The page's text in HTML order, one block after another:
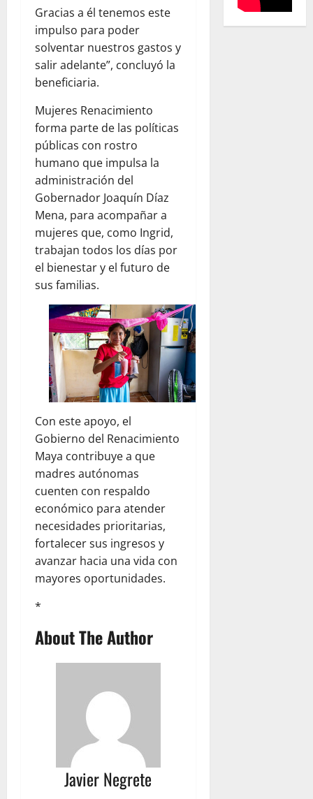
Gracias a él tenemos este
impulso para poder
solventar nuestros gastos y
salir adelante”, concluyó la
beneficiaria.
Mujeres Renacimiento
forma parte de las políticas
públicas con rostro
humano que impulsa la
administración del
Gobernador Joaquín Díaz
Mena, para acompañar a
mujeres que, como Ingrid,
trabajan todos los días por
el bienestar y el futuro de
sus familias.
Con este apoyo, el
Gobierno del Renacimiento
Maya contribuye a que
madres autónomas
cuenten con respaldo
económico para atender
necesidades prioritarias,
fortalecer sus ingresos y
avanzar hacia una vida con
mayores oportunidades.
*
About The Author
Javier Negrete